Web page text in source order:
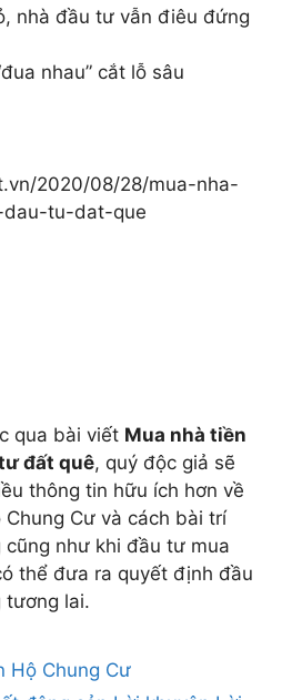
nhà đầu tư vẫn điêu đứng
nhau” cắt lỗ sâu
2020/08/28/mua-nha-
tu-dat-que
qua bài viết Mua nhà tiền
đất quê, quý độc giả sẽ
thông tin hữu ích hơn về
Chung Cư và cách bài trí
cũng như khi đầu tư mua
thể đưa ra quyết định đầu
tương lai.
Hộ Chung Cư